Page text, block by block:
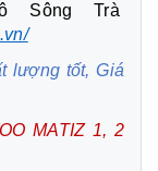
Sông Trà
lượng tốt, Giá
MATIZ 1, 2